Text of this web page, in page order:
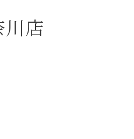
店